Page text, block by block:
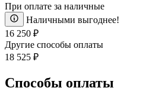
При оплате за наличные
Наличными выгоднее!
16 250 ₽
Другие способы оплаты
18 525 ₽
Способы оплаты